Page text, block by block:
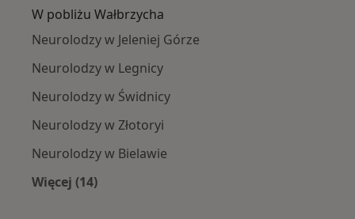
W pobliżu Wałbrzycha
Neurolodzy w Jeleniej Górze
Neurolodzy w Legnicy
Neurolodzy w Świdnicy
Neurolodzy w Złotoryi
Neurolodzy w Bielawie
Więcej (14)